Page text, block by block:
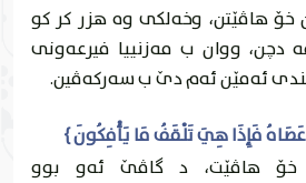
خۆ هاڤێتن، وخه‌لكى وه‌ هزر كر كو
دچن، ووان ب مه‌زنییا فيرعه‌ونى
ئه‌مێن ئه‌م دێ ب سه‌ركه‌ڤين.
خۆ هاڤێت، د گاڤێ ئه‌و بوو